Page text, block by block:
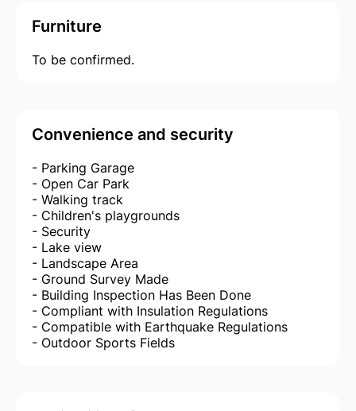
Furniture
To be confirmed.
Convenience and security
- Parking Garage
- Open Car Park
- Walking track
- Children's playgrounds
- Security
- Lake view
- Landscape Area
- Ground Survey Made
- Building Inspection Has Been Done
- Compliant with Insulation Regulations
- Compatible with Earthquake Regulations
- Outdoor Sports Fields